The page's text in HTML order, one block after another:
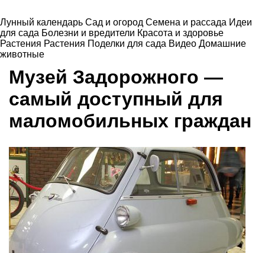
Лунный календарь Сад и огород Семена и рассада Идеи
для сада Болезни и вредители Красота и здоровье
Растения Растения Поделки для сада Видео Домашние
животные
Музей Задорожного —
самый доступный для
маломобильных граждан